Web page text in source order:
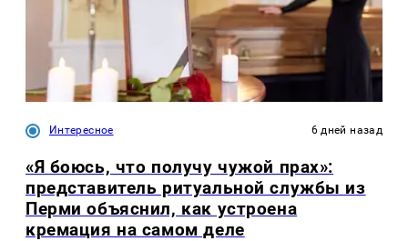
Интересное 6 дней назад
«Я боюсь, что получу чужой прах»:
представитель ритуальной службы из
Перми объяснил, как устроена
кремация на самом деле